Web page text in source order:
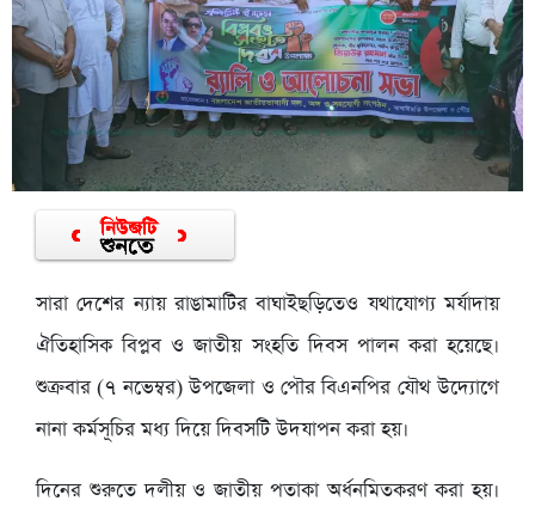
সারা দেশের ন্যায় রাঙামাটির বাঘাইছড়িতেও যথাযোগ্য মর্যাদায়
ঐতিহাসিক বিপ্লব ও জাতীয় সংহতি দিবস পালন করা হয়েছে।
শুক্রবার (৭ নভেম্বর) উপজেলা ও পৌর বিএনপির যৌথ উদ্যোগে
নানা কর্মসূচির মধ্য দিয়ে দিবসটি উদযাপন করা হয়।
দিনের শুরুতে দলীয় ও জাতীয় পতাকা অর্ধনমিতকরণ করা হয়।